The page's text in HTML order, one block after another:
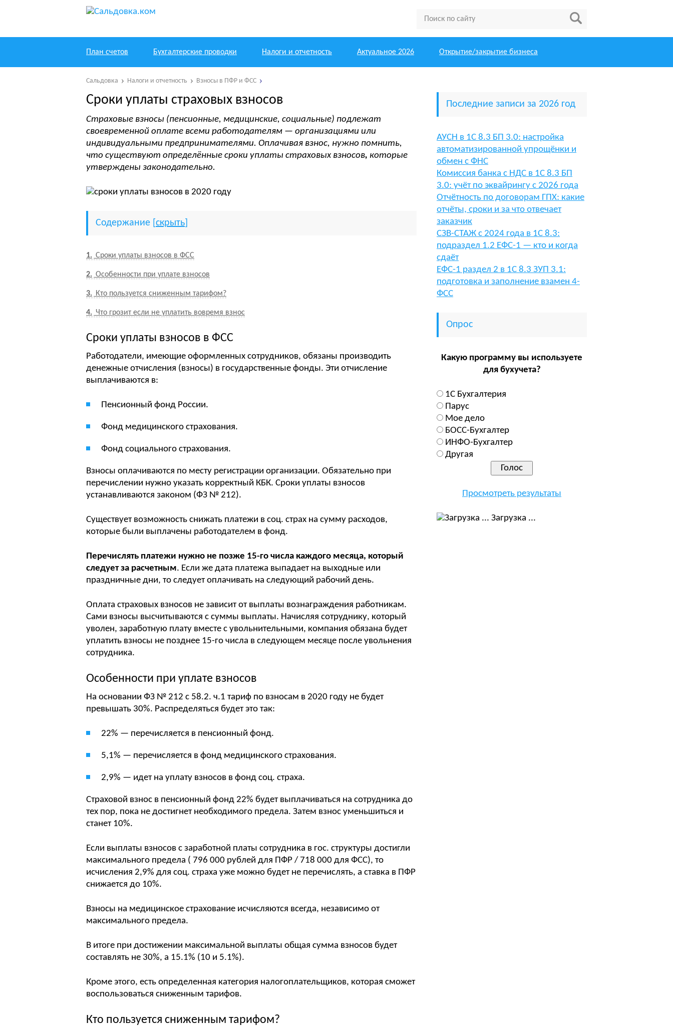
План счетов Бухгалтерские проводки Налоги и отчетность Актуальное 2026 Открытие/закрытие бизнеса
Сальдовка Налоги и отчетность Взносы в ПФР и ФСС
Сроки уплаты страховых взносов
Страховые взносы (пенсионные, медицинские, социальные) подлежат
своевременной оплате всеми работодателям — организациями или
индивидуальными предпринимателями. Оплачивая взнос, нужно помнить,
что существуют определённые сроки уплаты страховых взносов, которые
утверждены законодательно.
Содержание скрыть
1 Сроки уплаты взносов в ФСС
2 Особенности при уплате взносов
3 Кто пользуется сниженным тарифом?
4 Что грозит если не уплатить вовремя взнос
Сроки уплаты взносов в ФСС
Работодатели, имеющие оформленных сотрудников, обязаны производить
денежные отчисления (взносы) в государственные фонды. Эти отчисление
выплачиваются в:
Пенсионный фонд России.
Фонд медицинского страхования.
Фонд социального страхования.
Взносы оплачиваются по месту регистрации организации. Обязательно при
перечислении нужно указать корректный КБК. Сроки уплаты взносов
устанавливаются законом (ФЗ № 212).
Существует возможность снижать платежи в соц. страх на сумму расходов,
которые были выплачены работодателем в фонд.
Перечислять платежи нужно не позже 15-го числа каждого месяца, который
следует за расчетным. Если же дата платежа выпадает на выходные или
праздничные дни, то следует оплачивать на следующий рабочий день.
Оплата страховых взносов не зависит от выплаты вознаграждения работникам.
Сами взносы высчитываются с суммы выплаты. Начисляя сотруднику, который
уволен, заработную плату вместе с увольнительными, компания обязана будет
уплатить взносы не позднее 15-го числа в следующем месяце после увольнения
сотрудника.
Особенности при уплате взносов
На основании ФЗ № 212 с 58.2. ч.1 тариф по взносам в 2020 году не будет
превышать 30%. Распределяться будет это так:
22% — перечисляется в пенсионный фонд.
5,1% — перечисляется в фонд медицинского страхования.
2,9% — идет на уплату взносов в фонд соц. страха.
Страховой взнос в пенсионный фонд 22% будет выплачиваться на сотрудника до
тех пор, пока не достигнет необходимого предела. Затем взнос уменьшиться и
станет 10%.
Если выплаты взносов с заработной платы сотрудника в гос. структуры достигли
максимального предела ( 796 000 рублей для ПФР / 718 000 для ФСС), то
исчисления 2,9% для соц. страха уже можно будет не перечислять, а ставка в ПФР
снижается до 10%.
Взносы на медицинское страхование исчисляются всегда, независимо от
максимального предела.
В итоге при достижении максимальной выплаты общая сумма взносов будет
составлять не 30%, а 15.1% (10 и 5.1%).
Кроме этого, есть определенная категория налогоплательщиков, которая сможет
воспользоваться сниженным тарифов.
Кто пользуется сниженным тарифом?
Последние записи за 2026 год
АУСН в 1С 8.3 БП 3.0: настройка
автоматизированной упрощёнки и
обмен с ФНС
Комиссия банка с НДС в 1С 8.3 БП
3.0: учёт по эквайрингу с 2026 года
Отчётность по договорам ГПХ: какие
отчёты, сроки и за что отвечает
заказчик
СЗВ-СТАЖ с 2024 года в 1С 8.3:
подраздел 1.2 ЕФС-1 — кто и когда
сдаёт
ЕФС-1 раздел 2 в 1С 8.3 ЗУП 3.1:
подготовка и заполнение взамен 4-
ФСС
Опрос
Какую программу вы используете
для бухучета?
1С Бухгалтерия
Парус
Мое дело
БОСС-Бухгалтер
ИНФО-Бухгалтер
Другая
Просмотреть результаты
Загрузка ...